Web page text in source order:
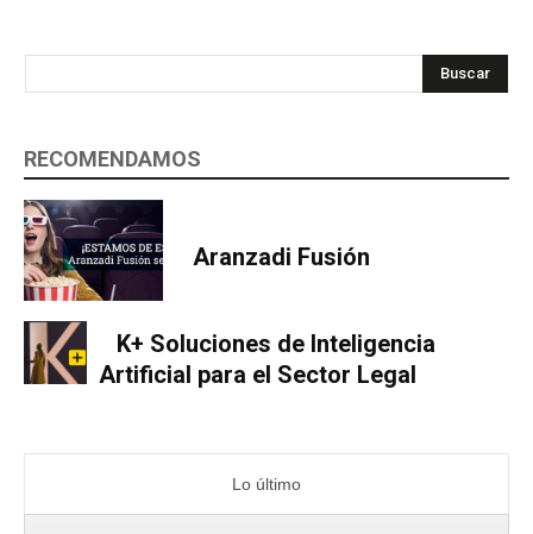
Buscar
RECOMENDAMOS
Aranzadi Fusión
K+ Soluciones de Inteligencia
Artificial para el Sector Legal
Lo último